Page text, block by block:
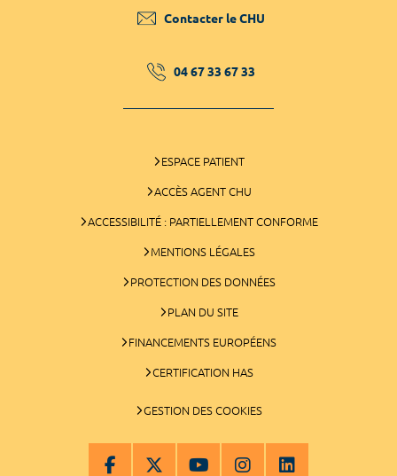
Contacter le CHU
04 67 33 67 33
ESPACE PATIENT
ACCÈS AGENT CHU
ACCESSIBILITÉ : PARTIELLEMENT CONFORME
MENTIONS LÉGALES
PROTECTION DES DONNÉES
PLAN DU SITE
FINANCEMENTS EUROPÉENS
CERTIFICATION HAS
GESTION DES COOKIES